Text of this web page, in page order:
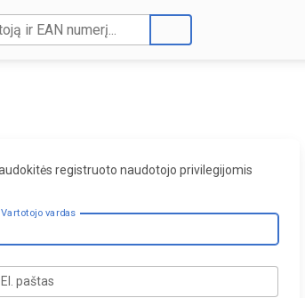
registruoto naudotojo privilegijomis
Vartotojo vardas
El. paštas